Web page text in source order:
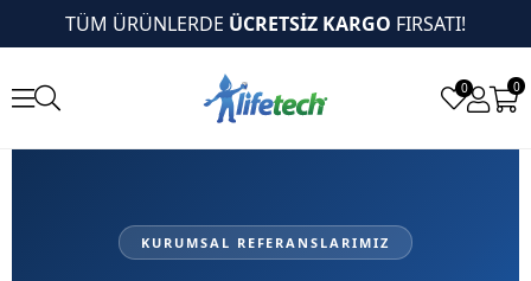
TÜM ÜRÜNLERDE ÜCRETSİZ KARGO FIRSATI!
0
0
KURUMSAL REFERANSLARIMIZ